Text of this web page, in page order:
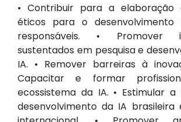
• Contribuir para a elaboração
éticos para o
responsáveis. • Promover
sustentados em pesquisa e
IA. • Remover barreiras à
Capacitar e formar
ecossistema da IA. • Estimular
desenvolvimento da IA brasileira